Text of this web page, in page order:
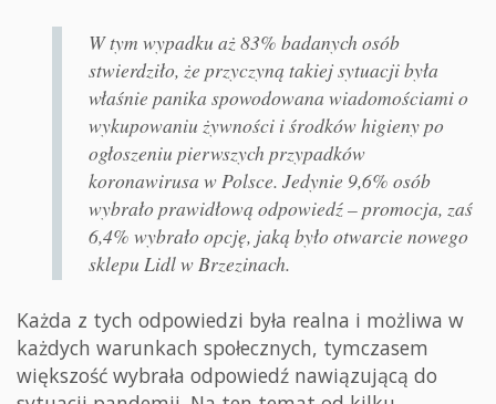
W tym wypadku aż 83% badanych osób
stwierdziło, że przyczyną takiej sytuacji była
właśnie panika spowodowana wiadomościami o
wykupowaniu żywności i środków higieny po
ogłoszeniu pierwszych przypadków
koronawirusa w Polsce. Jedynie 9,6% osób
wybrało prawidłową odpowiedź – promocja, zaś
6,4% wybrało opcję, jaką było otwarcie nowego
sklepu Lidl w Brzezinach.
Każda z tych odpowiedzi była realna i możliwa w
każdych warunkach społecznych, tymczasem
większość wybrała odpowiedź nawiązującą do